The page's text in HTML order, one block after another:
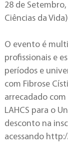
28 de
Ciências da
O evento é
profissionais e
períodos e
com Fibrose
arrecadado
LAHCS para o
desconto na
acessando